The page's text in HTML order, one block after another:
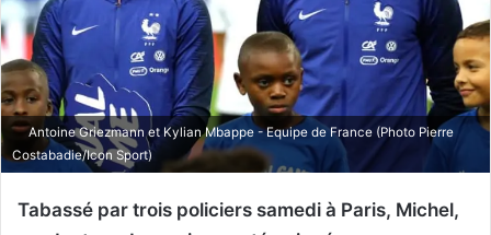
Antoine Griezmann et Kylian Mbappe - Equipe de France (Photo Pierre
Costabadie/Icon Sport)
Tabassé par trois policiers samedi à Paris, Michel,